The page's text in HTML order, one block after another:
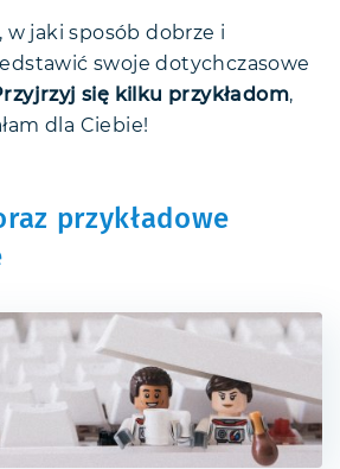
w jaki sposób dobrze i
swoje dotychczasowe
się kilku przykładom,
dla Ciebie!
przykładowe